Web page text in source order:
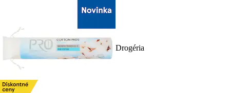
Drogéria